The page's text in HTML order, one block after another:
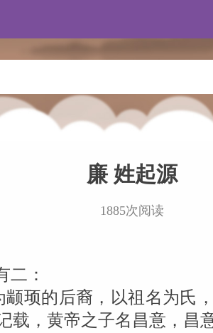
廉 姓起源
1885次阅读
二：
颛顼的后裔，以祖名为氏
载，黄帝之子名昌意，昌